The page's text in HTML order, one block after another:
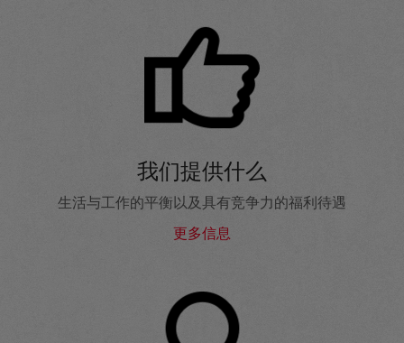
我们提供什么
生活与工作的平衡以及具有竞争力的福利待遇
更多信息